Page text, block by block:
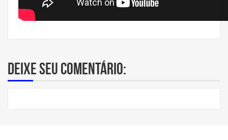
Deixe seu comentário: